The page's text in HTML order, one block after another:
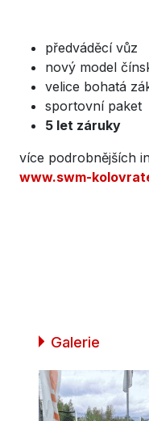
předváděcí vůz
nový model
velice bohatá
sportovní paket
5 let záruky
více podrobnějších
www.swm-
Galerie